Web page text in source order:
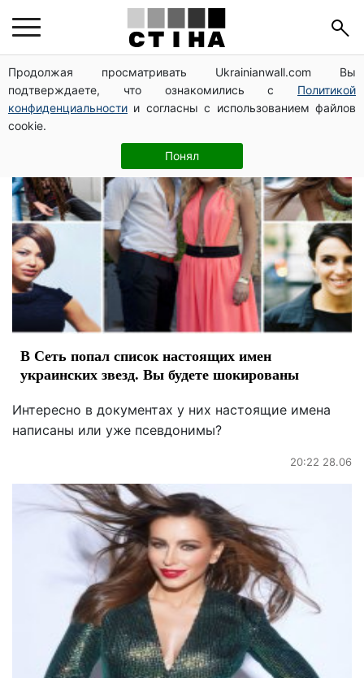
Продолжая просматривать Ukrainianwall.com Вы
подтверждаете, что ознакомились с Политикой
конфиденциальности и согласны с использованием файлов
cookie.
Понял
знаменитости
В Сеть попал список настоящих имен
украинских звезд. Вы будете шокированы
Интересно в документах у них настоящие имена
написаны или уже псевдонимы?
20:22 28.06